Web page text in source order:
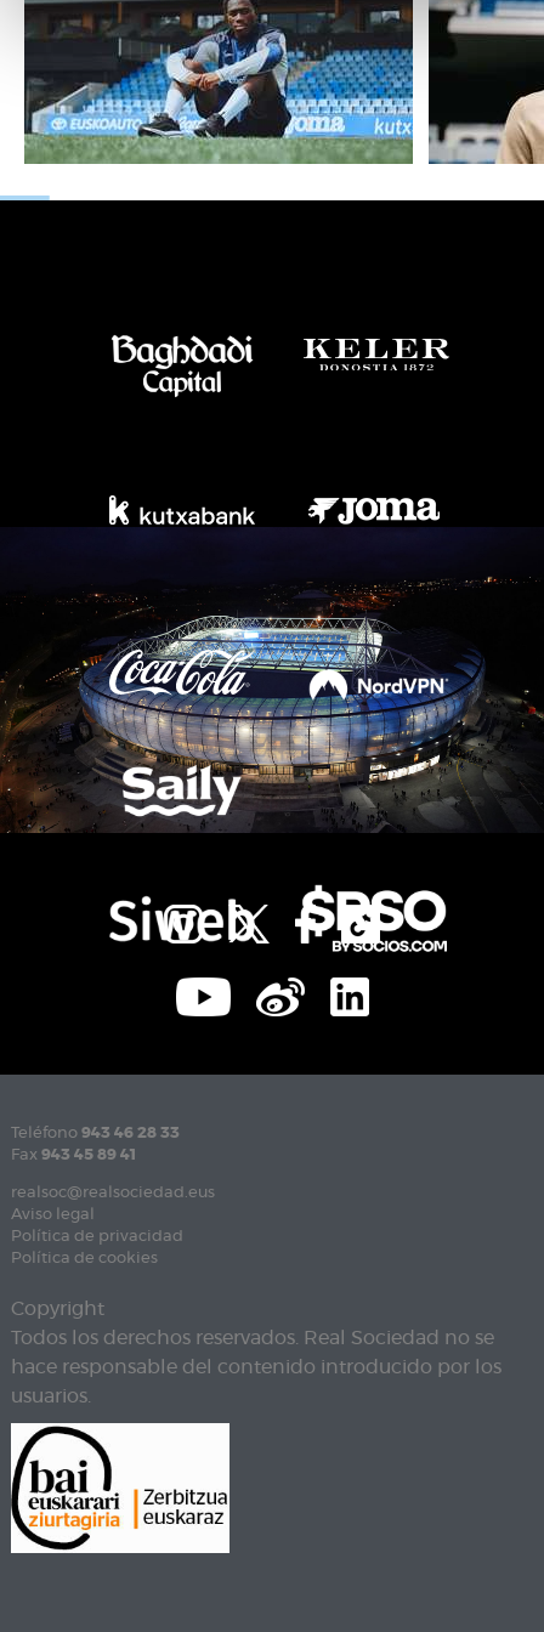
Teléfono 943 46 28 33
Fax 943 45 89 41
realsoc@realsociedad.eus
Aviso legal
Política de privacidad
Política de cookies
Copyright
Todos los derechos reservados. Real Sociedad no se
hace responsable del contenido introducido por los
usuarios.